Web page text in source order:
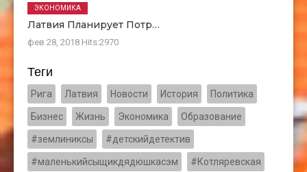
Латвия Планирует Потр…
фев 28, 2018 Hits:2970
ЭКОНОМИКА
Теги
Рига Латвия Новости История Политика
Бизнес Жизнь Экономика Образование
#землиниксы #детскийдетектив
#маленькийсыщикдядюшкасэм #Котляревская